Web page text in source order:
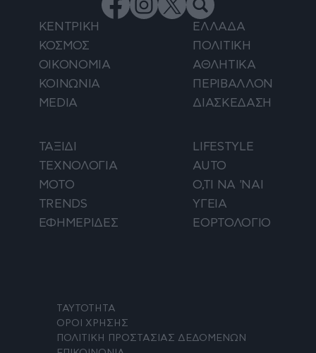
ΚΕΝΤΡΙΚΗ
ΕΛΛΑΔΑ
ΚΟΣΜΟΣ
ΠΟΛΙΤΙΚΗ
ΟΙΚΟΝΟΜΙΑ
ΑΘΛΗΤΙΚΑ
ΚΟΙΝΩΝΙΑ
ΠΕΡΙΒΑΛΛΟΝ
MEDIA
ΔΙΑΣΚΕΔΑΣΗ
ΤΑΞΙΔΙ
LIFESTYLE
ΤΕΧΝΟΛΟΓΙΑ
AUTO
ΜΟΤΟ
Ο,ΤΙ ΝΑ 'ΝΑΙ
TRENDS
ΥΓΕΙΑ
ΕΦΗΜΕΡΙΔΕΣ
ΕΟΡΤΟΛΟΓΙΟ
ΤΑΥΤΟΤΗΤΑ
ΟΡΟΙ ΧΡΗΣΗΣ
ΠΟΛΙΤΙΚΗ ΠΡΟΣΤΑΣΙΑΣ ΔΕΔΟΜΕΝΩΝ